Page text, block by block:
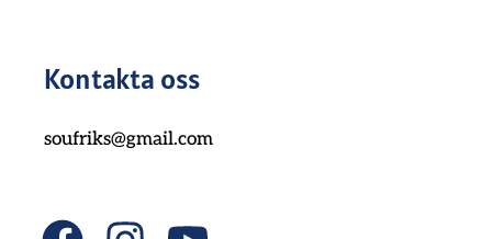
Kontakta oss
soufriks@gmail.com